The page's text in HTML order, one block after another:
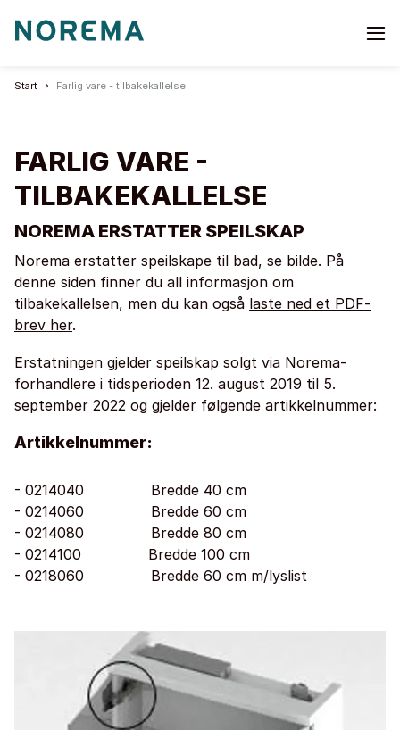
Go
page
Start Farlig vare - tilbakekallelse
FARLIG VARE -
TILBAKEKALLELSE
NOREMA ERSTATTER SPEILSKAP
Norema erstatter speilskape til bad, se bilde. På
denne siden finner du all informasjon om
tilbakekallelsen, men du kan også laste ned et PDF-
brev her.
Erstatningen gjelder speilskap solgt via Norema-
forhandlere i tidsperioden 12. august 2019 til 5.
september 2022 og gjelder følgende artikkelnummer:
Artikkelnummer:
- 0214040 Bredde 40 cm
- 0214060 Bredde 60 cm
- 0214080 Bredde 80 cm
- 0214100 Bredde 100 cm
- 0218060 Bredde 60 cm m/lyslist